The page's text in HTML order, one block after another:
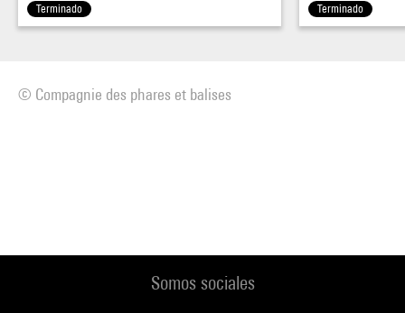
Terminado
Terminado
© Compagnie des phares et balises
Somos sociales